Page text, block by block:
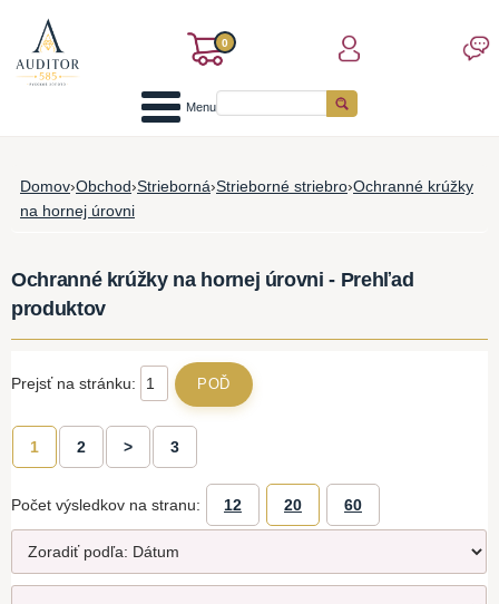
0
Menu
Domov›Obchod›Strieborná›Strieborné striebro›Ochranné krúžky
na hornej úrovni
Ochranné krúžky na hornej úrovni - Prehľad
produktov
Prejsť na stránku:
1 2 > 3
Počet výsledkov na stranu: 12 20 60